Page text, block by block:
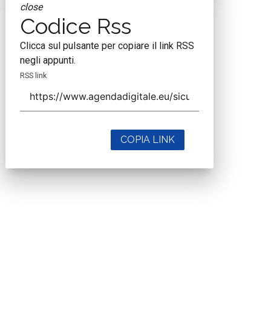
close
Codice Rss
Clicca sul pulsante per copiare il link RSS
negli appunti.
RSS link
COPIA LINK